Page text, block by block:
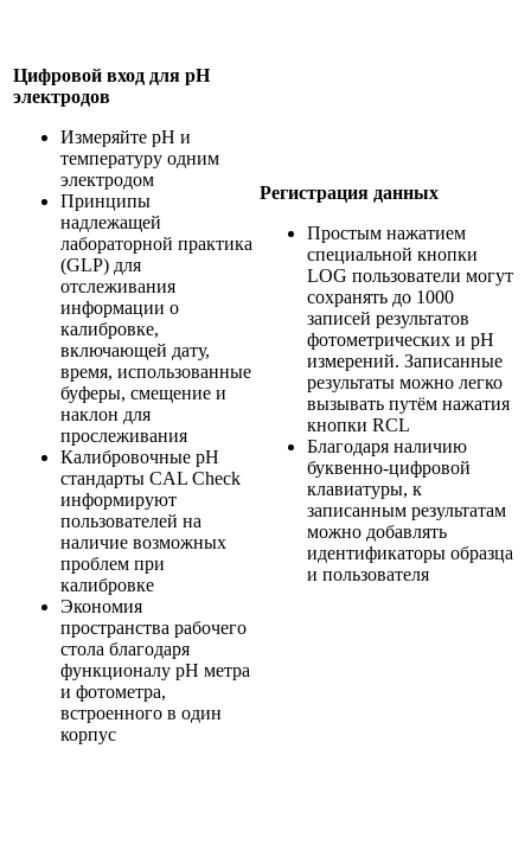
Цифровой вход для pH
электродов
Измеряйте pH и
температуру одним
электродом
Принципы
надлежащей
лабораторной практика
(GLP) для
отслеживания
информации о
калибровке,
включающей дату,
время, использованные
буферы, смещение и
наклон для
прослеживания
Калибровочные pH
стандарты CAL Check
информируют
пользователей на
наличие возможных
проблем при
калибровке
Экономия
пространства рабочего
стола благодаря
функционалу рН метра
и фотометра,
встроенного в один
корпус
Регистрация данных
Простым нажатием
специальной кнопки
LOG пользователи могут
сохранять до 1000
записей результатов
фотометрических и рН
измерений. Записанные
результаты можно легко
вызывать путём нажатия
кнопки RCL
Благодаря наличию
буквенно-цифровой
клавиатуры, к
записанным результатам
можно добавлять
идентификаторы образца
и пользователя